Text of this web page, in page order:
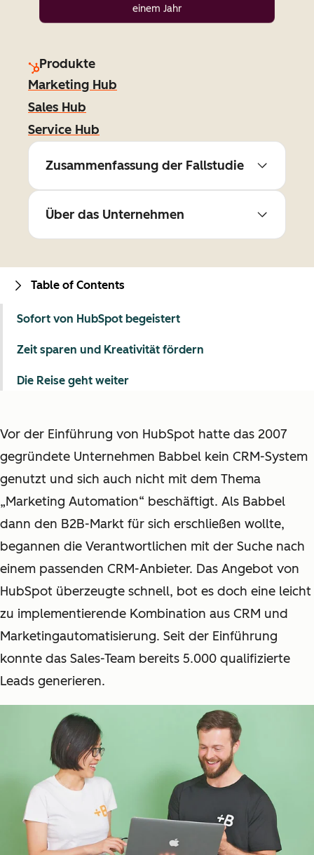
einem Jahr
Produkte
Marketing Hub
Sales Hub
Service Hub
Zusammenfassung der Fallstudie
Über das Unternehmen
Vor der Einführung von HubSpot hatte das 2007
gegründete Unternehmen Babbel kein CRM-System
genutzt und sich auch nicht mit dem Thema
„Marketing Automation“ beschäftigt. Als Babbel
dann den B2B-Markt für sich erschließen wollte,
begannen die Verantwortlichen mit der Suche nach
einem passenden CRM-Anbieter. Das Angebot von
HubSpot überzeugte schnell, bot es doch eine leicht
zu implementierende Kombination aus CRM und
Marketingautomatisierung. Seit der Einführung
konnte das Sales-Team bereits 5.000 qualifizierte
Leads generieren.
Table of Contents
Sofort von HubSpot begeistert
Zeit sparen und Kreativität fördern
Die Reise geht weiter